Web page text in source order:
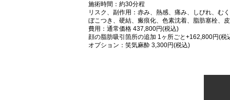
施術時間：約30分程
リスク、副作用：赤み、熱感、痛み、しびれ、む
ぼこつき、硬結、瘢痕化、色素沈着、脂肪塞栓、
費用：通常価格 437,800円(税込)
顔の脂肪吸引箇所の追加 1ヶ所ごと+162,800円(税
オプション：笑気麻酔 3,300円(税込)